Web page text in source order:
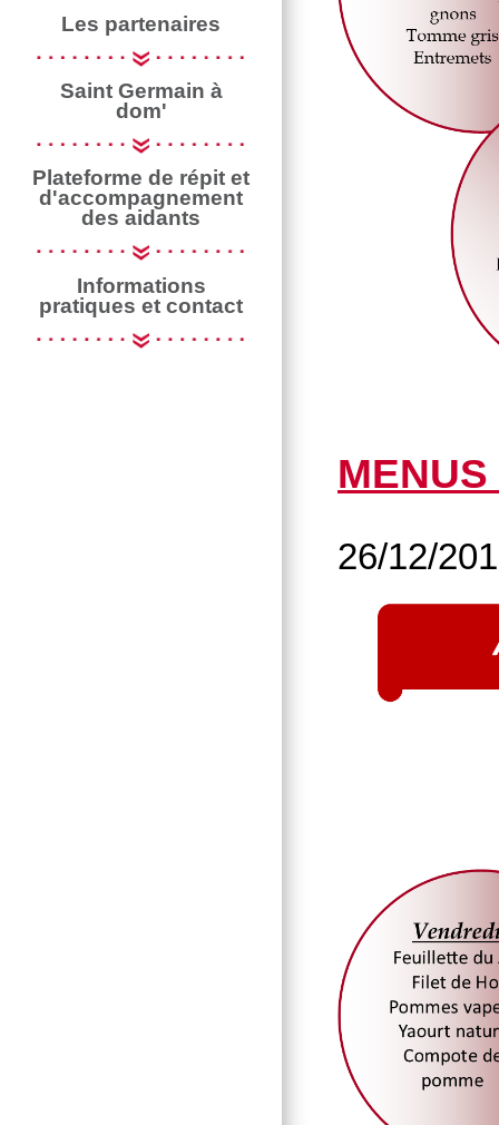
Les partenaires
Saint Germain à
dom'
Plateforme de répit et
d'accompagnement
des aidants
Informations
pratiques et contact
26/12/